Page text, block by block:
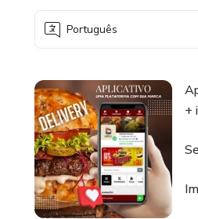
Português
+